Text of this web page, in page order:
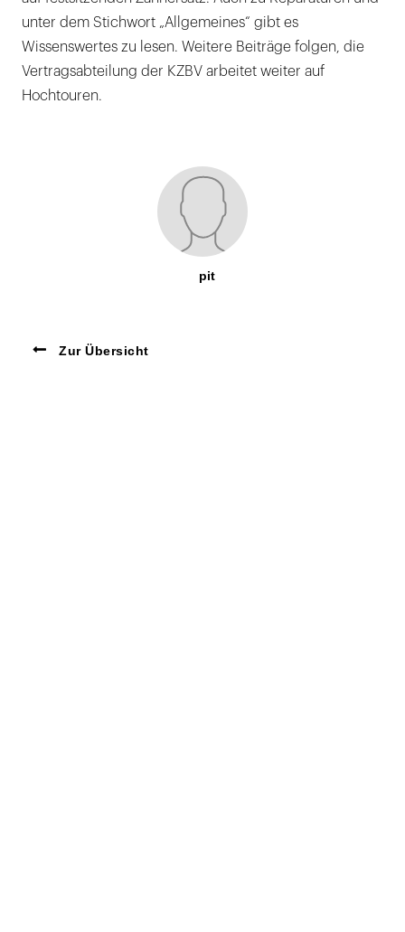
unter dem Stichwort „Allgemeines“ gibt es
Wissenswertes zu lesen. Weitere Beiträge folgen, die
Vertragsabteilung der KZBV arbeitet weiter auf
Hochtouren.
pit
Zur Übersicht